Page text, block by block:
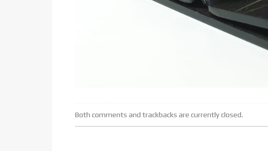
Both comments and trackbacks are currently closed.